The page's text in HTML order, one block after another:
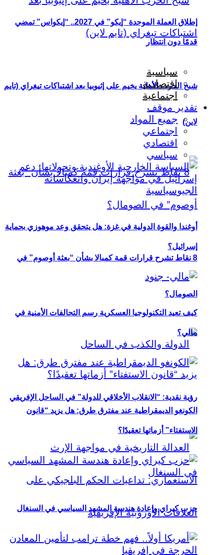
شبح الحرب الأهلية يخيم على إثيوبيا بعد اشتباكات تيغراي (تايم
لاين)
8 نقاط تشرح قرارات قمة كمبالا بشأن “بعثة أوصوم” في
الصومال؟
رؤية نقدية: “الانقلاب الأخلاقي للدولة” في الساحل الإفريقي
إطلاق العملة الموحدة “إيكو” في 2027.. “إيكواس” تمضي
قدمًا دون انتظار
سياسية
اقتصادية
اجتماعية
تقدير موقف
جميع المواد
اجتماعي
اقتصادي
سياسي
أوغندا والقوة الدولية في غزة: هل يتحقق وعد موهوزي بحماية
إسرائيل؟
كيف تعيد التكنولوجيا العسكرية رسم التحالفات الأمنية في
مالي؟
الكونغو الديمقراطية عند مفترق طرق: هل يزيد “قانون
الاستفتاء” أزماتها تعقيدًا؟
حزب كيراي وإعادة هندسة المشهد السياسي في السنغال